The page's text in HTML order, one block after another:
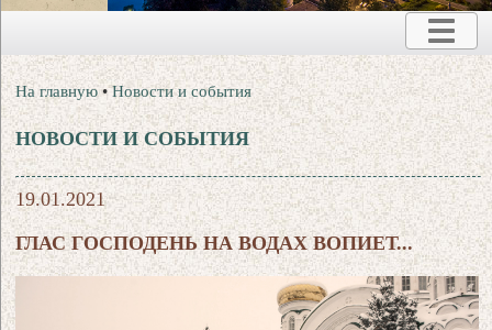
На главную •Новости и события
НОВОСТИ И СОБЫТИЯ
19.01.2021
ГЛАС ГОСПОДЕНЬ НА ВОДАХ ВОПИЕТ...